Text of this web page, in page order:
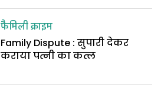
फैमिली क्राइम
Family Dispute : सुपारी देकर
कराया पत्नी का कत्ल